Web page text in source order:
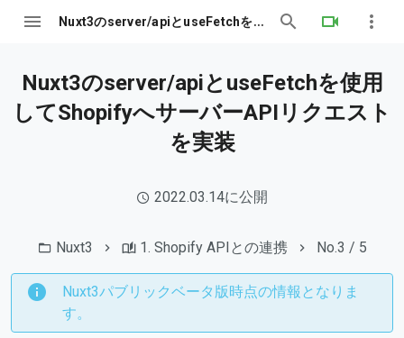
Nuxt3のserver/apiとuseFetchを使用してShopifyへサーバーAPIリクエストを実装
Nuxt3のserver/apiとuseFetchを使用
してShopifyへサーバーAPIリクエスト
を実装
2022.03.14に公開
Nuxt3 1. Shopify APIとの連携 No.3 / 5
Nuxt3パブリックベータ版時点の情報となりま
す。